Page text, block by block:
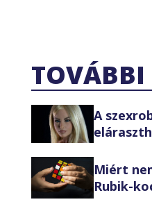
TOVÁBBI
A
Miért
Rubik-